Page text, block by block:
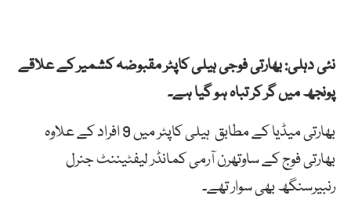
نئی دہلی: بھارتی فوجی ہیلی کاپٹر مقبوضہ کشمیر کے علاقے
پونجھ میں گر کر تباہ ہو گیا ہے۔
بھارتی میڈیا کے مطابق ہیلی کاپٹر میں 9 افراد کے علاوہ
بھارتی فوج کے ساوتھرن آرمی کمانڈر لیفٹیننٹ جنرل
رنبیرسنگھ بھی سوار تھے۔